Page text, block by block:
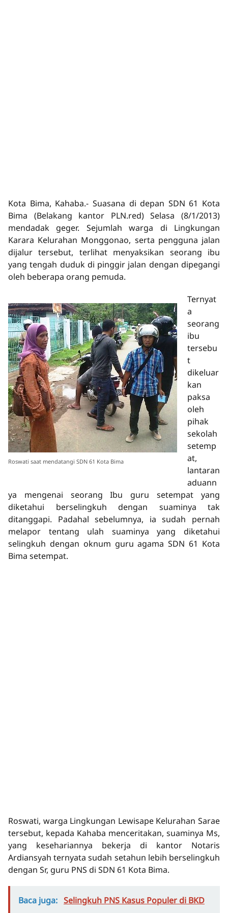
Kota Bima, Kahaba.- Suasana di depan SDN 61 Kota
Bima (Belakang kantor PLN.red) Selasa (8/1/2013)
mendadak geger. Sejumlah warga di Lingkungan
Karara Kelurahan Monggonao, serta pengguna jalan
dijalur tersebut, terlihat menyaksikan seorang ibu
yang tengah duduk di pinggir jalan dengan dipegangi
oleh beberapa orang pemuda.
Roswati saat mendatangi SDN 61 Kota Bima
Ternyat
a
seorang
ibu
tersebu
t
dikeluar
kan
paksa
oleh
pihak
sekolah
setemp
at,
lantaran
aduann
ya mengenai seorang Ibu guru setempat yang
diketahui berselingkuh dengan suaminya tak
ditanggapi. Padahal sebelumnya, ia sudah pernah
melapor tentang ulah suaminya yang diketahui
selingkuh dengan oknum guru agama SDN 61 Kota
Bima setempat.
Roswati, warga Lingkungan Lewisape Kelurahan Sarae
tersebut, kepada Kahaba menceritakan, suaminya Ms,
yang kesehariannya bekerja di kantor Notaris
Ardiansyah ternyata sudah setahun lebih berselingkuh
dengan Sr, guru PNS di SDN 61 Kota Bima.
Baca juga: Selingkuh PNS Kasus Populer di BKD